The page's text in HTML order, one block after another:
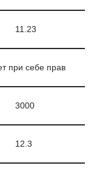
11.23
при себе прав
3000
12.3